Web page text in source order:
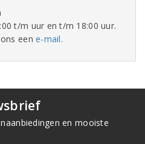
t/m uur en t/m 18:00 uur.
eene-mail.
en mooiste